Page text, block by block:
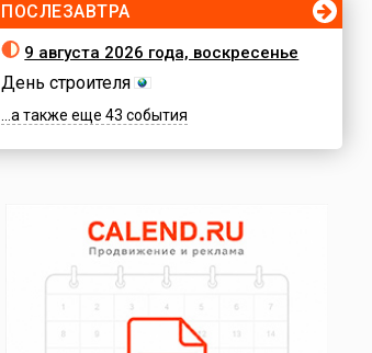
ПОСЛЕЗАВТРА
9 августа 2026 года, воскресенье
День строителя
...а также еще 43 события